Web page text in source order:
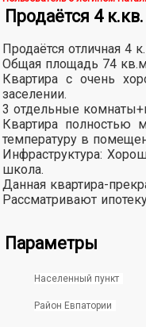
Продаётся 4
Продаётся отличная 4
Общая площадь 74
Квартира с очень
заселении.
3 отдельные
Квартира полностью
температуру в
Инфраструктура:
школа.
Данная квартира-
Рассматривают
Параметры
Населенный пункт
Район Евпатории